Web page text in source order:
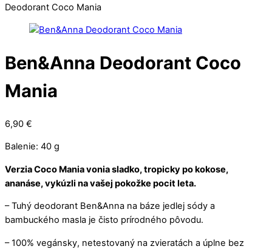
Menu
Cart
Deodorant Coco Mania
Ben&Anna Deodorant Coco
Mania
6,90 €
Balenie: 40 g
Verzia Coco Mania vonia sladko, tropicky po kokose,
ananáse, vykúzli na vašej pokožke pocit leta.
– Tuhý deodorant Ben&Anna na báze jedlej sódy a
bambuckého masla je čisto prírodného pôvodu.
– 100% vegánsky, netestovaný na zvieratách a úplne bez